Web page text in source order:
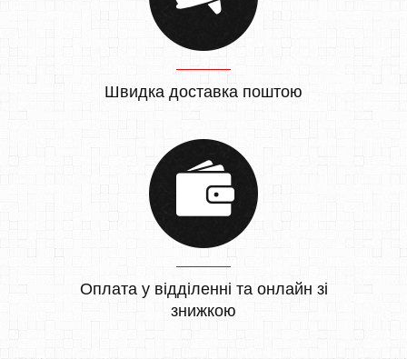
Швидка доставка поштою
Оплата у відділенні та онлайн зі
знижкою